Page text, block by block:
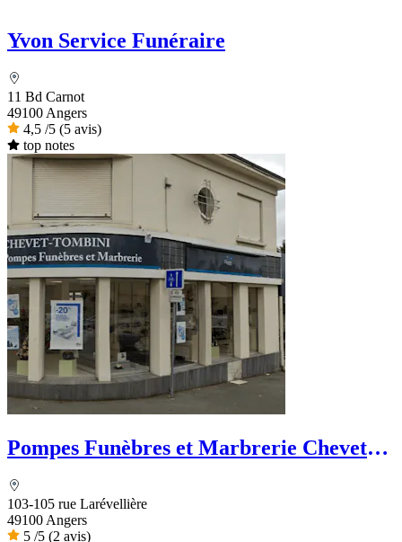
Yvon Service Funéraire
11 Bd Carnot
49100 Angers
4,5 /5 (5 avis)
top notes
Pompes Funèbres et Marbrerie Chevet-
103-105 rue Larévellière
49100 Angers
5 /5 (2 avis)